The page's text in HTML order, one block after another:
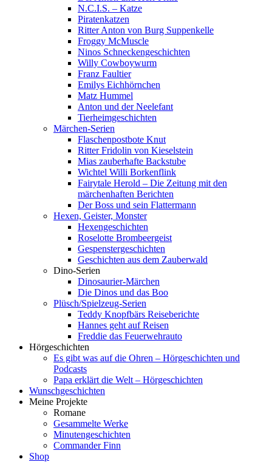
N.C.I.S. – Katze
Piratenkatzen
Ritter Anton von Burg Suppenkelle
Froggy McMuscle
Ninos Schneckengeschichten
Willy Cowboywurm
Franz Faultier
Emilys Eichhörnchen
Matz Hummel
Anton und der Neelefant
Tierheimgeschichten
Märchen-Serien
Flaschenpostbote Knut
Ritter Fridolin von Kieselstein
Mias zauberhafte Backstube
Wichtel Willi Borkenflink
Fairytale Herold – Die Zeitung mit den
märchenhaften Berichten
Der Boss und sein Flattermann
Hexen, Geister, Monster
Hexengeschichten
Roselotte Brombeergeist
Gespenstergeschichten
Geschichten aus dem Zauberwald
Dino-Serien
Dinosaurier-Märchen
Die Dinos und das Boo
Plüsch/Spielzeug-Serien
Teddy Knopfbärs Reiseberichte
Hannes geht auf Reisen
Freddie das Feuerwehrauto
Hörgeschichten
Es gibt was auf die Ohren – Hörgeschichten und
Podcasts
Papa erklärt die Welt – Hörgeschichten
Wunschgeschichten
Meine Projekte
Romane
Gesammelte Werke
Minutengeschichten
Commander Finn
Shop